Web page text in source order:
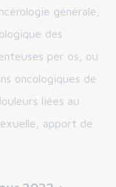
générale,
des
per os, ou
oncologiques de
liées au
apport de